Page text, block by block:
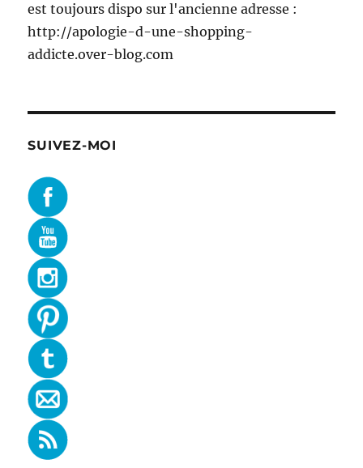
est toujours dispo sur l'ancienne adresse :
http://apologie-d-une-shopping-
addicte.over-blog.com
SUIVEZ-MOI